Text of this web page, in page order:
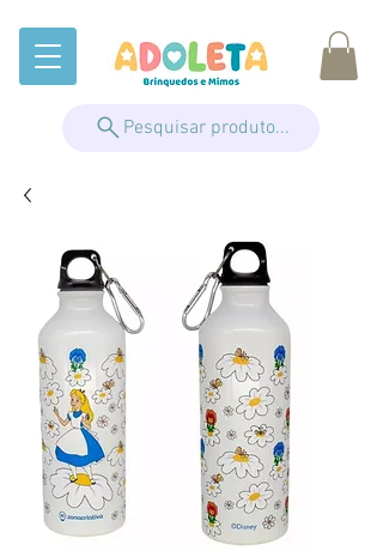
Pesquisar produto...